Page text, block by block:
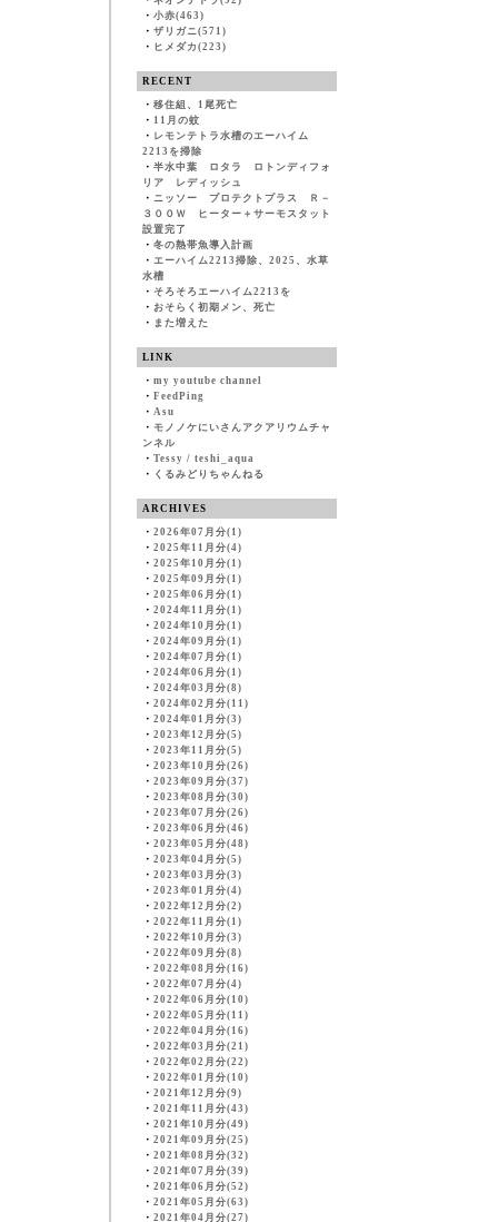
・ 小赤(463)
・ ザリガニ(571)
・ ヒメダカ(223)
RECENT
・ 移住組、1尾死亡
・ 11月の蚊
・ レモンテトラ水槽のエーハイム
2213を掃除
・ 半水中葉 ロタラ ロトンディフォ
リア レディッシュ
・ ニッソー プロテクトプラス Ｒ－
３００Ｗ ヒーター＋サーモスタット
設置完了
・ 冬の熱帯魚導入計画
・ エーハイム2213掃除、2025、水草
水槽
・ そろそろエーハイム2213を
・ おそらく初期メン、死亡
・ また増えた
LINK
・ my youtube channel
・ FeedPing
・ Asu
・ モノノケにいさんアクアリウムチャ
ンネル
・ Tessy / teshi_aqua
・ くるみどりちゃんねる
ARCHIVES
・ 2026年07月分(1)
・ 2025年11月分(4)
・ 2025年10月分(1)
・ 2025年09月分(1)
・ 2025年06月分(1)
・ 2024年11月分(1)
・ 2024年10月分(1)
・ 2024年09月分(1)
・ 2024年07月分(1)
・ 2024年06月分(1)
・ 2024年03月分(8)
・ 2024年02月分(11)
・ 2024年01月分(3)
・ 2023年12月分(5)
・ 2023年11月分(5)
・ 2023年10月分(26)
・ 2023年09月分(37)
・ 2023年08月分(30)
・ 2023年07月分(26)
・ 2023年06月分(46)
・ 2023年05月分(48)
・ 2023年04月分(5)
・ 2023年03月分(3)
・ 2023年01月分(4)
・ 2022年12月分(2)
・ 2022年11月分(1)
・ 2022年10月分(3)
・ 2022年09月分(8)
・ 2022年08月分(16)
・ 2022年07月分(4)
・ 2022年06月分(10)
・ 2022年05月分(11)
・ 2022年04月分(16)
・ 2022年03月分(21)
・ 2022年02月分(22)
・ 2022年01月分(10)
・ 2021年12月分(9)
・ 2021年11月分(43)
・ 2021年10月分(49)
・ 2021年09月分(25)
・ 2021年08月分(32)
・ 2021年07月分(39)
・ 2021年06月分(52)
・ 2021年05月分(63)
・ 2021年04月分(27)